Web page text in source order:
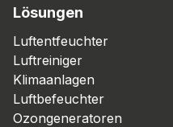
Lösungen
Luftentfeuchter
Luftreiniger
Klimaanlagen
Luftbefeuchter
Ozongeneratoren